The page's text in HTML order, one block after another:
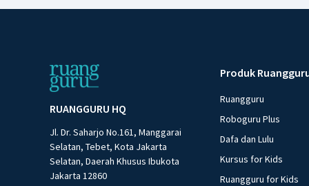
RUANGGURU HQ
Jl. Dr. Saharjo No.161, Manggarai
Selatan, Tebet, Kota Jakarta
Selatan, Daerah Khusus Ibukota
Jakarta 12860
Produk
Ruangguru
Roboguru Plus
Dafa dan Lulu
Kursus for Kids
Ruangguru for Kids